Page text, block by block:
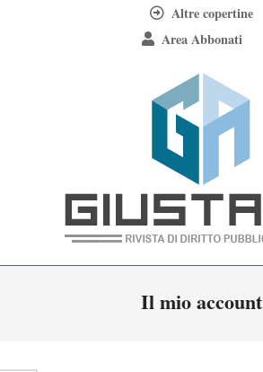
Altre copertine
Area Abbonati
Giustamm
Il mio account